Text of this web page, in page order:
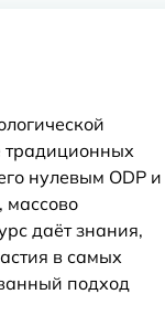
традиционных
нулевым ODP и
массово
даёт знания,
в самых
подход